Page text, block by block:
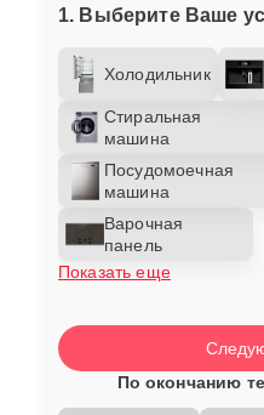
1. Выберите Ваше
Холодильник
Стиральная
машина
Посудомоечная
машина
Варочная
панель
Показать еще
По окончанию